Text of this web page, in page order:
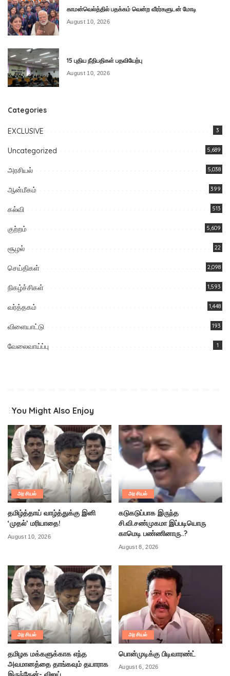
காமன்வெல்த்தில் பதக்கம் வென்ற வீரர்களுடன் மோடி
August 10, 2026
15 புதிய நீதிபதிகள் பதவியேற்பு
August 10, 2026
Categories
EXCLUSIVE 3
Uncategorized 5,689
அரசியல் 5,038
ஆன்மீகம் 399
கல்வி 513
குற்றம் 5,609
சூழல் 22
செய்திகள் 2,098
நிகழ்ச்சிகள் 1,593
வர்த்தகம் 1,448
விளையாட்டு 193
வேலைவாய்ப்பு 1
You Might Also Enjoy
அரசியல்
தமிழ்த்தாய் வாழ்த்துக்கு இனி
‘முதல்’ மரியாதை!
August 10, 2026
அரசியல்
கடுகடுப்பாக இருந்த
சி.வி.சண்முகமா இப்படியொரு
காமெடி பண்ணினாரு..?
August 8, 2026
அரசியல்
தமிழக மக்களுக்காக எந்த
அவமானத்தை தாங்கவும் தயாராக
இருந்தேன்- விஜய்
அரசியல்
பொன்முடிக்கு பிடிவாரண்ட்
August 6, 2026